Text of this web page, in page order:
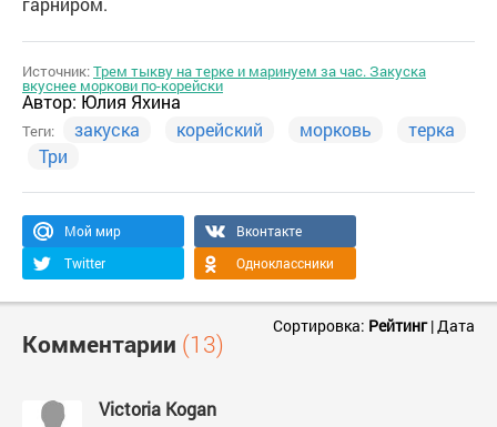
Источник:Трем тыкву на терке и маринуем за час. Закуска
вкуснее моркови по-корейски
Автор:Юлия Яхина
Теги: закуска корейский морковь
терка
Три
Мой мир
Вконтакте
Twitter
Одноклассники
Комментарии (13)
Сортировка: Рейтинг| Дата
Victoria Kogan